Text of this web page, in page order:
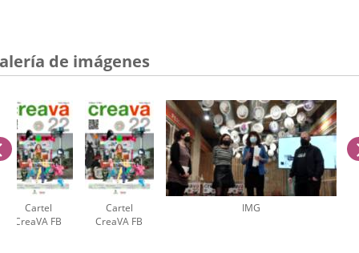
de imágenes
Cartel
CreaVA FB
Cartel
CreaVA FB
IMG
anterior